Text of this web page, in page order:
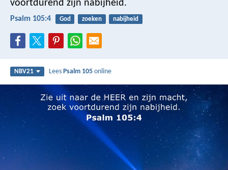
voortdurend zijn nabijheid.
Psalm 105:4 God zoeken nabijheid
NBV21 LeesPsalm 105 online